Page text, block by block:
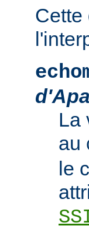
Cette
La
au
le